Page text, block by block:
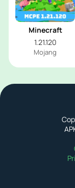
Minecraft
1.21.120
Mojang